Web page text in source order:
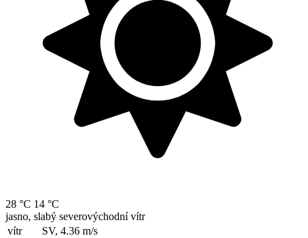
28 °C 14 °C
jasno, slabý severovýchodní vítr
vítr
SV, 4.36 m/s